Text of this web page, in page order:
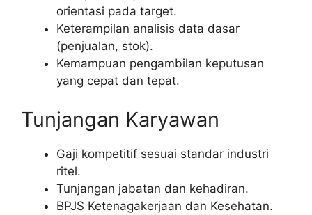
orientasi pada target.
Keterampilan analisis data dasar
(penjualan, stok).
Kemampuan pengambilan keputusan
yang cepat dan tepat.
Tunjangan Karyawan
Gaji kompetitif sesuai standar industri
ritel.
Tunjangan jabatan dan kehadiran.
BPJS Ketenagakerjaan dan Kesehatan.